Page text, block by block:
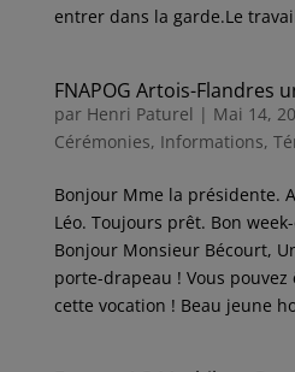
entrer dans la garde.Le
FNAPOG Artois-Flandres
par Henri Paturel | Mai 14,
Cérémonies, Informations,
Bonjour Mme la présidente.
Léo. Toujours prêt. Bon
Bonjour Monsieur Bécourt,
porte-drapeau ! Vous pouvez
cette vocation ! Beau jeune